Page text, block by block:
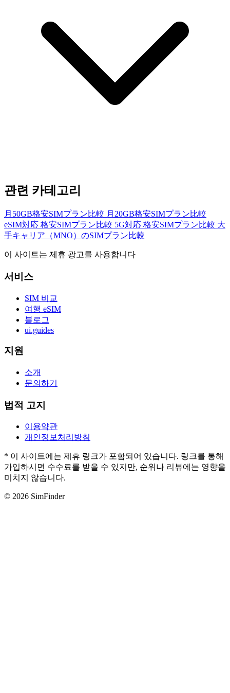
관련 카테고리
月50GB格安SIMプラン比較 月20GB格安SIMプラン比較
eSIM対応 格安SIMプラン比較 5G対応 格安SIMプラン比較 大
手キャリア（MNO）のSIMプラン比較
이 사이트는 제휴 광고를 사용합니다
서비스
SIM 비교
여행 eSIM
블로그
ui.guides
지원
소개
문의하기
법적 고지
이용약관
개인정보처리방침
* 이 사이트에는 제휴 링크가 포함되어 있습니다. 링크를 통해
가입하시면 수수료를 받을 수 있지만, 순위나 리뷰에는 영향을
미치지 않습니다.
© 2026 SimFinder